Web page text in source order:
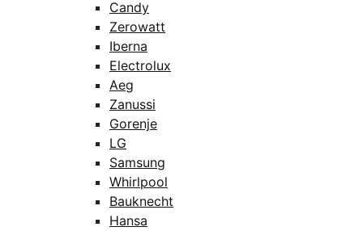
Candy
Zerowatt
Iberna
Electrolux
Aeg
Zanussi
Gorenje
LG
Samsung
Whirlpool
Bauknecht
Hansa